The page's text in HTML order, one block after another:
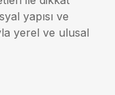
yapısı ve
yerel ve ulusal